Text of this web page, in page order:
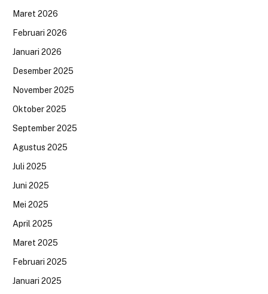
Maret 2026
Februari 2026
Januari 2026
Desember 2025
November 2025
Oktober 2025
September 2025
Agustus 2025
Juli 2025
Juni 2025
Mei 2025
April 2025
Maret 2025
Februari 2025
Januari 2025